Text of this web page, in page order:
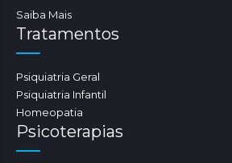
Saiba Mais
Tratamentos
Psiquiatria Geral
Psiquiatria Infantil
Homeopatia
Psicoterapias